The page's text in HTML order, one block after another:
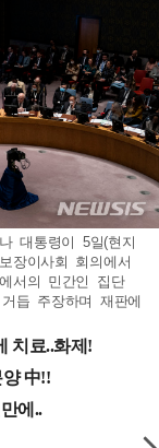
대통령이 5일(현지
장이사회 회의에서
서의 민간인 집단
듭 주장하며 재판에